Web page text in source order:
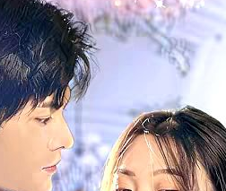
ibu tirinya dan Fany, Freya pun
Dia menjabat sebagai direktur desain
negeri. Pacarnya, yaitu Leo, demi
sesuatu yang tak seharusnya
Leo pun berhasil naik jabatan.
oleh si pewaris perusahaan tempat
luar negeri.
Urban